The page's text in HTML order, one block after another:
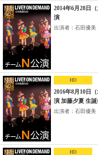
2014年6月28日
演
出演者：石田優美
HD
2016年8月10日
演 加藤夕夏 生
出演者：石田優美
HD